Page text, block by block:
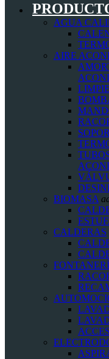
AGUA
AIRE
BIOMASA
CALDERAS